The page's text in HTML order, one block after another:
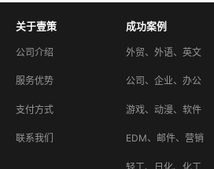
关于壹策
公司介绍
服务优势
支付方式
联系我们
成功案例
外贸、外语、英文
公司、企业、办公
游戏、动漫、软件
EDM、邮件、营销